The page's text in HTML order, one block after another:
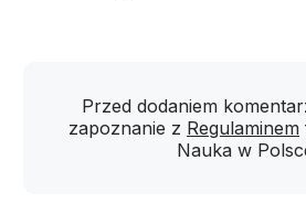
Przed dodaniem
zapoznanie z Regulaminem
Nauka w